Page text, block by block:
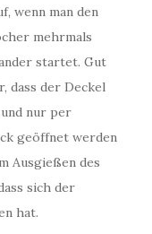
wenn man den
mehrmals
startet. Gut
dass der Deckel
nur per
geöffnet werden
Ausgießen des
sich der
hat.